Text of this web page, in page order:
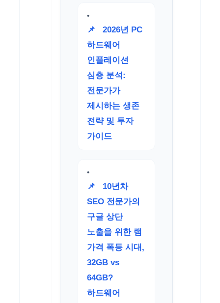
📌
2026년 PC
하드웨어
인플레이션
심층 분석:
전문가가
제시하는 생존
전략 및 투자
가이드
📌
10년차
SEO 전문가의
구글 상단
노출을 위한 램
가격 폭등 시대,
32GB vs
64GB?
하드웨어